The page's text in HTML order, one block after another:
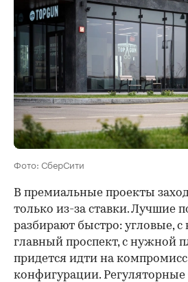
Фото: СберСити
В премиальные проекты
только из-за ставки. Лучшие
разбирают быстро: угловые,
главный проспект, с нужной
придется идти на
конфигурации.